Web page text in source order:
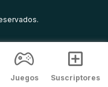
Juegos Suscriptores